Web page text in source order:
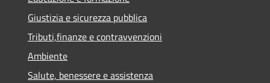
Giustizia e sicurezza pubblica
Tributi,finanze e contravvenzioni
Ambiente
Salute, benessere e assistenza